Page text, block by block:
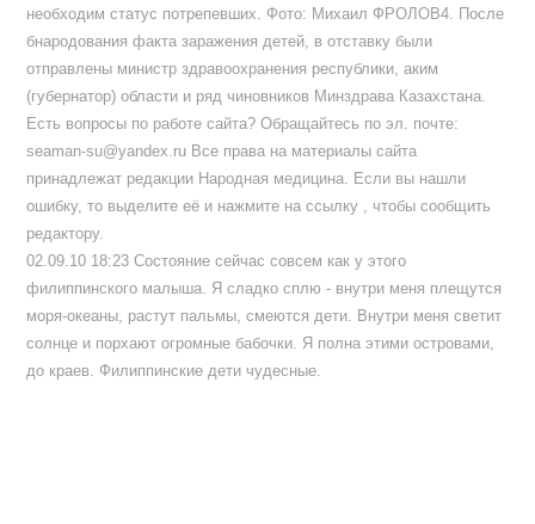
необходим статус потрепевших. Фото: Михаил ФРОЛОВ4. После
бнародования факта заражения детей, в отставку были
отправлены министр здравоохранения республики, аким
(губернатор) области и ряд чиновников Минздрава Казахстана.
Есть вопросы по работе сайта? Обращайтесь по эл. почте:
seaman-su@yandex.ru Все права на материалы сайта
принадлежат редакции Народная медицина. Если вы нашли
ошибку, то выделите её и нажмите на ссылку , чтобы сообщить
редактору.
02.09.10 18:23 Состояние сейчас совсем как у этого
филиппинского малыша. Я сладко сплю - внутри меня плещутся
моря-океаны, растут пальмы, смеются дети. Внутри меня светит
солнце и порхают огромные бабочки. Я полна этими островами,
до краев. Филиппинские дети чудесные.